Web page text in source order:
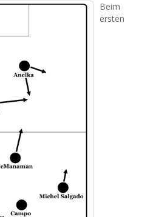
Beim
ersten